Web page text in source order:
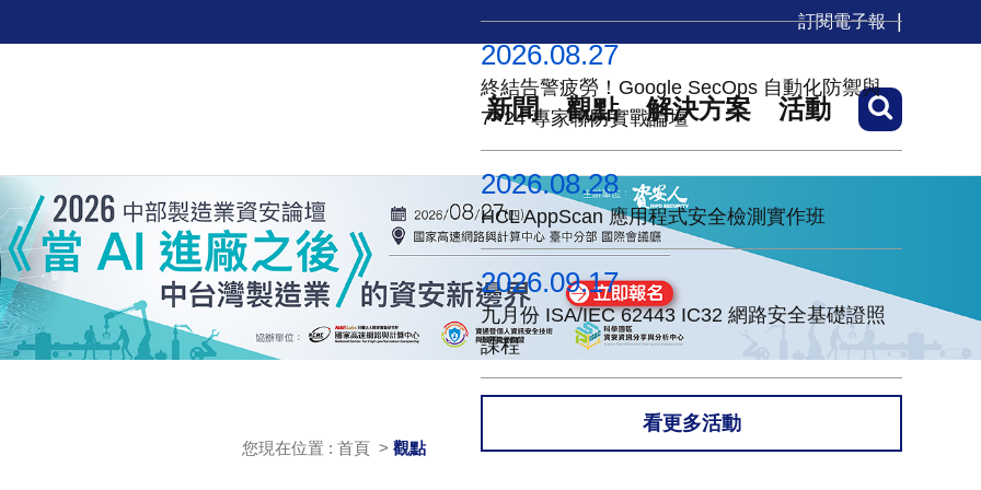
訂閱電子報
新聞 觀點 解決方案 活動
您現在位置 : 首頁 > 觀點
2026.08.27
終結告警疲勞！Google SecOps 自動化防禦與
7×24 專家聯防實戰論壇
2026.08.28
HCL AppScan 應用程式安全檢測實作班
2026.09.17
九月份 ISA/IEC 62443 IC32 網路安全基礎證照
課程
看更多活動